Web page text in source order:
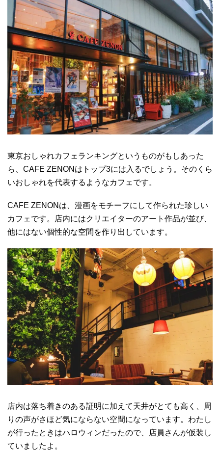
東京おしゃれカフェランキングというものがもしあった
ら、CAFE ZENONはトップ3には入るでしょう。そのくら
いおしゃれを代表するようなカフェです。
CAFE ZENONは、漫画をモチーフにして作られた珍しい
カフェです。店内にはクリエイターのアート作品が並び、
他にはない個性的な空間を作り出しています。
店内は落ち着きのある証明に加えて天井がとても高く、周
りの声がさほど気にならない空間になっています。わたし
が行ったときはハロウィンだったので、店員さんが仮装し
ていましたよ。